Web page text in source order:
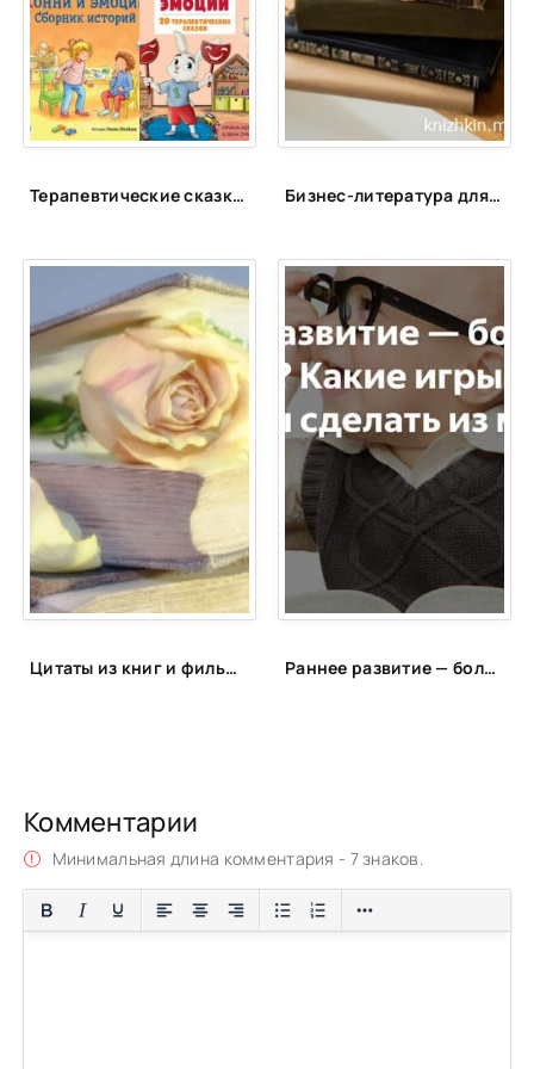
35
36
37
38
40
43
Терапевтические сказки для детей! Бизнес-литература для сотрудников PULSE
Цитаты из книг и фильмов, которые помогут не сдаться в трудную минуту или после неудачи Раннее развитие — большое будущее? Какие игры и занятия способны сделать из младенца гения
Комментарии
Минимальная длина комментария - 7 знаков.